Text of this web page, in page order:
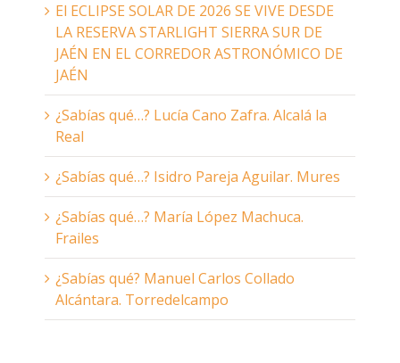
El ECLIPSE SOLAR DE 2026 SE VIVE DESDE
LA RESERVA STARLIGHT SIERRA SUR DE
JAÉN EN EL CORREDOR ASTRONÓMICO DE
JAÉN
¿Sabías qué…? Lucía Cano Zafra. Alcalá la
Real
¿Sabías qué…? Isidro Pareja Aguilar. Mures
¿Sabías qué…? María López Machuca.
Frailes
¿Sabías qué? Manuel Carlos Collado
Alcántara. Torredelcampo